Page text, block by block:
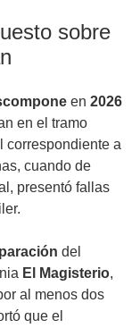
sobre
en 2026
en el tramo
correspondiente a
cuando de
presentó fallas
del
El Magisterio,
al menos dos
que el